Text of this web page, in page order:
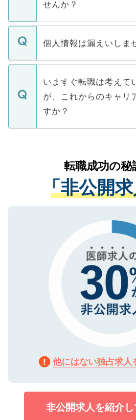
下記の理由によって、一
ません。
■応募殺到を避けるため
関を公にしてしまうと、
に、医療機関が求める条
みを人材紹介会社に依頼
ています。
せんか？
転職・入職を強要するこ
ん。また、仮に応募先か
定を承諾する必要はあり
の辞退の連絡はキャリア
個人情報は漏えいしま
個人情報が漏えいするこ
で、ご安心ください。当
などで収集したご登録者
ご本人のキャリアアップ
支援を目的に使用いたし
ているすべての個人デー
は、個人情報の取り扱い
管理基準を満たした事業
る、プライバシーマーク
で、機密保持に関しても
いますぐ転職は考えて
が、これからのキャリ
すか？
かがいして、現在の医療
経験をまじえながら、適
させていただきます。す
ない方には、長期的なサ
ので、まずはご登録くだ
転職成功の秘
「非公開求
他にはない独占求人
非公開求人を紹介し